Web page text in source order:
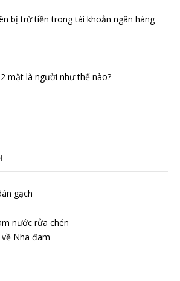
bị trừ tiền trong tài khoản ngân hàng
mặt là người như thế nào?
gạch
nước rửa chén
Nha đam